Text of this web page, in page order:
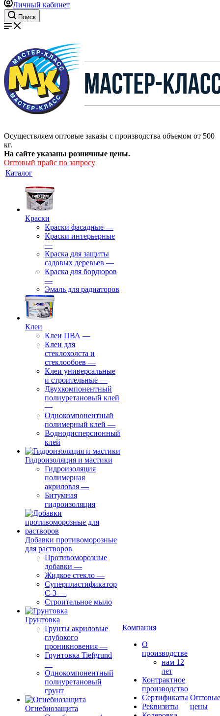
Личный кабинет
Поиск
Осуществляем оптовые заказы с производства объемом от 500
кг.
На сайте указаны розничные цены.
Оптовый прайс по запросу
Каталог
Краски
Краски фасадные —
Краски интерьерные
—
Краска для защиты
садовых деревьев —
⁠Краска для бордюров
—
Эмаль для радиаторов
Клеи
Клеи ПВА —
Клеи для
стеклохолста и
стеклообоев —
Клеи универсальные
и строительные —
Двухкомпонентный
полиуретановый клей
—
Однокомпонентный
полимерный клей —
Воднодисперсионный
клей
Гидроизоляция и мастики
Гидроизоляция
полимерная
акриловая —
Битумная
гидроизоляция
Добавки противоморозные
для растворов
Противоморозные
добавки —
Жидкое стекло —
Суперпластификатор
С-3 —
Строительное мыло
Грунтовка
Грунты акриловые
глубокого
проникновения —
Грунтовка Tiefgrund
—
Однокомпонентный
полиуретановый
грунт
Огнебиозащита
Компания
О
производстве
нам 12
лет
Контрактное
производство
Сертификаты
Реквизиты
Оптовые
цены